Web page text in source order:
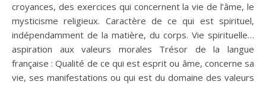
croyances, des exercices qui concernent la vie de l’âme, le
mysticisme religieux. Caractère de ce qui est spirituel,
indépendamment de la matière, du corps. Vie spirituelle…
aspiration aux valeurs morales Trésor de la langue
française : Qualité de ce qui est esprit ou âme, concerne sa
vie, ses manifestations ou qui est du domaine des valeurs